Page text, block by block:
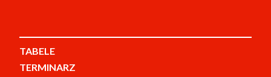
TABELE
TERMINARZ